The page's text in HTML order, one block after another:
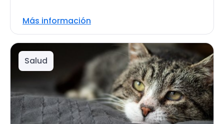
Más información
Salud